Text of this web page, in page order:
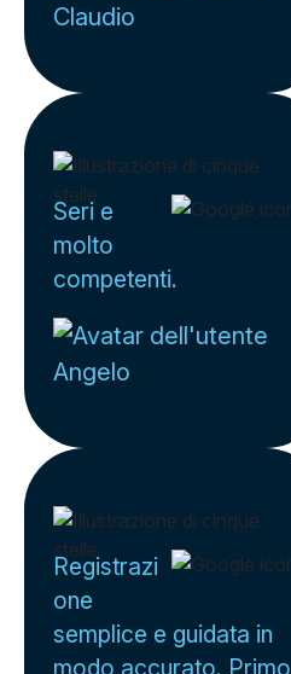
Claudio
Seri e
molto
competenti.
Angelo
Registrazi
one
semplice e guidata in
modo accurato. Primo